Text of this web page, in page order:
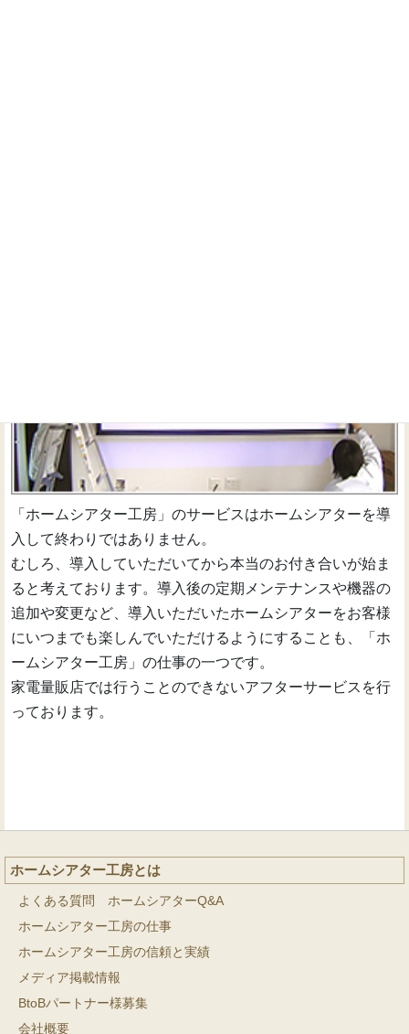
「ホームシアター工房」のサービスはホームシアターを導
入して終わりではありません。
むしろ、導入していただいてから本当のお付き合いが始ま
ると考えております。導入後の定期メンテナンスや機器の
追加や変更など、導入いただいたホームシアターをお客様
にいつまでも楽しんでいただけるようにすることも、「ホ
ームシアター工房」の仕事の一つです。
家電量販店では行うことのできないアフターサービスを行
っております。
ホームシアター工房とは
よくある質問 ホームシアターQ&A
ホームシアター工房の仕事
ホームシアター工房の信頼と実績
メディア掲載情報
BtoBパートナー様募集
会社概要